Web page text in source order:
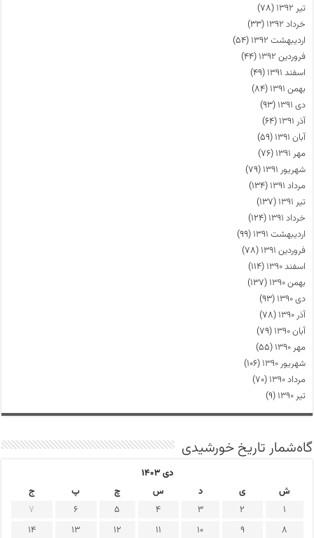
تیر ۱۳۹۲
(۷۸)
خرداد ۱۳۹۲
(۳۳)
اردیبهشت ۱۳۹۲
(۵۴)
فروردین ۱۳۹۲
(۴۴)
اسفند ۱۳۹۱
(۴۹)
بهمن ۱۳۹۱
(۸۴)
دی ۱۳۹۱
(۹۳)
آذر ۱۳۹۱
(۶۴)
آبان ۱۳۹۱
(۵۹)
مهر ۱۳۹۱
(۷۶)
شهریور ۱۳۹۱
(۷۹)
مرداد ۱۳۹۱
(۱۳۴)
تیر ۱۳۹۱
(۱۳۷)
خرداد ۱۳۹۱
(۱۲۴)
اردیبهشت ۱۳۹۱
(۹۹)
فروردین ۱۳۹۱
(۷۸)
اسفند ۱۳۹۰
(۱۱۴)
بهمن ۱۳۹۰
(۱۳۷)
دی ۱۳۹۰
(۹۳)
آذر ۱۳۹۰
(۷۸)
آبان ۱۳۹۰
(۷۹)
مهر ۱۳۹۰
(۵۵)
شهریور ۱۳۹۰
(۱۰۶)
مرداد ۱۳۹۰
(۷۰)
تیر ۱۳۹۰
(۹)
گاه‌شمار تاریخ خورشیدی
دی ۱۴۰۳
ش
ی د س چ پ
ج
1
2
3
4
5
6
7
8
9
10
11
12
13
14